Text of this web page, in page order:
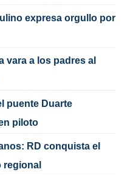
expresa orgullo por
vara a los padres al
puente Duarte
piloto
RD conquista el